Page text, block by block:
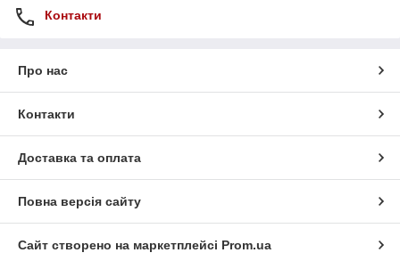
Контакти
Про нас
Контакти
Доставка та оплата
Повна версія сайту
Сайт створено на маркетплейсі Prom.ua